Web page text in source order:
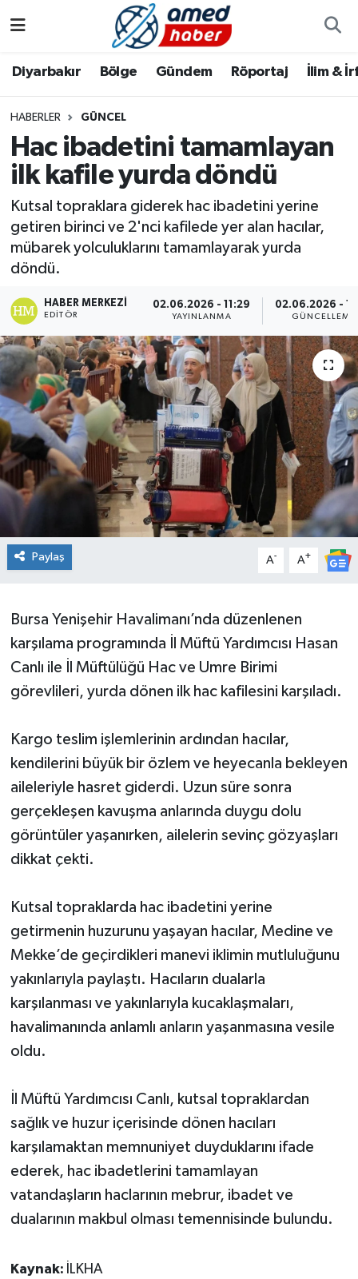
Diyarbakır Bölge Gündem Röportaj İlim &
HABERLER GÜNCEL
Hac ibadetini tamamlayan
ilk kafile yurda döndü
Kutsal topraklara giderek hac ibadetini yerine
getiren birinci ve 2'nci kafilede yer alan hacılar,
mübarek yolculuklarını tamamlayarak yurda
döndü.
HABER MERKEZI
EDITÖR
02.06.2026 - 11:29
YAYINLANMA
02.06.2026 -
GÜNCELLEME
Paylaş A- A+
Bursa Yenişehir Havalimanı’nda düzenlenen
karşılama programında İl Müftü Yardımcısı Hasan
Canlı ile İl Müftülüğü Hac ve Umre Birimi
görevlileri, yurda dönen ilk hac kafilesini karşıladı.
Kargo teslim işlemlerinin ardından hacılar,
kendilerini büyük bir özlem ve heyecanla bekleyen
aileleriyle hasret giderdi. Uzun süre sonra
gerçekleşen kavuşma anlarında duygu dolu
görüntüler yaşanırken, ailelerin sevinç gözyaşları
dikkat çekti.
Kutsal topraklarda hac ibadetini yerine
getirmenin huzurunu yaşayan hacılar, Medine ve
Mekke’de geçirdikleri manevi iklimin mutluluğunu
yakınlarıyla paylaştı. Hacıların dualarla
karşılanması ve yakınlarıyla kucaklaşmaları,
havalimanında anlamlı anların yaşanmasına vesile
oldu.
İl Müftü Yardımcısı Canlı, kutsal topraklardan
sağlık ve huzur içerisinde dönen hacıları
karşılamaktan memnuniyet duyduklarını ifade
ederek, hac ibadetlerini tamamlayan
vatandaşların haclarının mebrur, ibadet ve
dualarının makbul olması temennisinde bulundu.
Kaynak: İLKHA
Bölge
Röportaj
Foto Galeri
Yazarlar
Aile
Asayiş
Bilim & Teknoloji
Bölge
Dünya
Eğitim
Ekonomi
Genel
Güncel
Gündem
İlim & İrfan
Kültür & Sanat
Sağlık
Sağlık & Yaşam
Yaşam
Diyarbakır Hava Durumu
Diyarbakır Namaz Vakitleri
Diyarbakır Trafik Yoğunluk Haritası
Süper Lig Puan Durumu ve Fikstür
Tüm Manşetler
Son Dakika Haberleri
Haber Arşivi